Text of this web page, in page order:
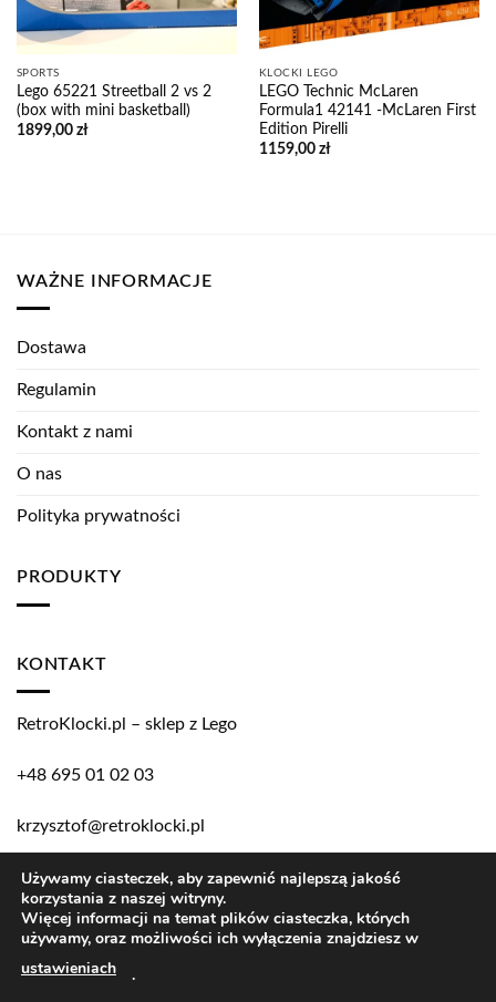
SPORTS
Lego 65221 Streetball 2 vs 2
(box with mini basketball)
1899,00 zł
KLOCKI LEGO
LEGO Technic McLaren
Formula1 42141 -McLaren First
Edition Pirelli
1159,00 zł
WAŻNE INFORMACJE
Dostawa
Regulamin
Kontakt z nami
O nas
Polityka prywatności
PRODUKTY
KONTAKT
RetroKlocki.pl – sklep z Lego
+48 695 01 02 03
krzysztof@retroklocki.pl
Copyright 2026 ©RetroKlocki.pl
LEGO and the LEGO logo are trademarks of the LEGO Group.
Używamy ciasteczek, aby zapewnić najlepszą jakość
korzystania z naszej witryny.
Więcej informacji na temat plików ciasteczka, których
używamy, oraz możliwości ich wyłączenia znajdziesz w
ustawieniach
.